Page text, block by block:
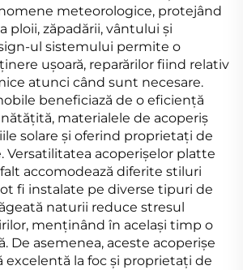
meteorologice, protejând
ploii, zăpadării, vântului și
ul sistemului permite o
ușoară, reparărilor fiind relativ
atunci când sunt necesare.
beneficiază de o eficiență
materialele de acoperiş
solare și oferind proprietați de
Versatilitatea acoperișelor platte
accomodează diferite stiluri
fi instalate pe diverse tipuri de
naturii reduce stresul
menținând în același timp o
De asemenea, aceste acoperișe
excelentă la foc și proprietați de